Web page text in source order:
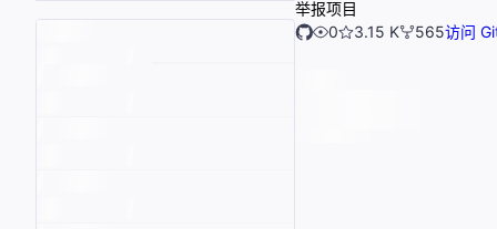
举报项目
0
3.15 K 565访问